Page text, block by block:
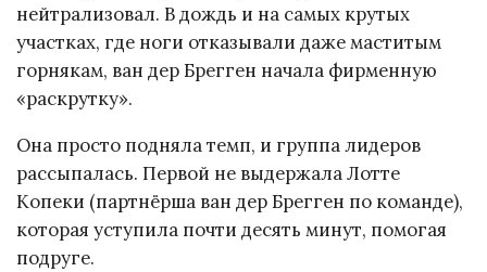
нейтрализовал. В дождь и на самых крутых
участках, где ноги отказывали даже маститым
горнякам, ван дер Брегген начала фирменную
«раскрутку».
Она просто подняла темп, и группа лидеров
рассыпалась. Первой не выдержала Лотте
Копеки (партнёрша ван дер Брегген по команде),
которая уступила почти десять минут, помогая
подруге.